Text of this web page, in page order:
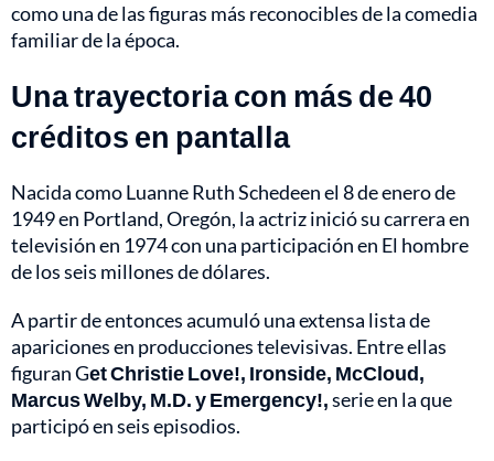
como una de las figuras más reconocibles de la comedia
familiar de la época.
Una trayectoria con más de 40
créditos en pantalla
Nacida como Luanne Ruth Schedeen el 8 de enero de
1949 en Portland, Oregón, la actriz inició su carrera en
televisión en 1974 con una participación en El hombre
de los seis millones de dólares.
A partir de entonces acumuló una extensa lista de
apariciones en producciones televisivas. Entre ellas
figuran Get Christie Love!, Ironside, McCloud,
Marcus Welby, M.D. y Emergency!,serie en la que
participó en seis episodios.